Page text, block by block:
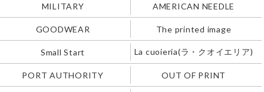
MILITARY AMERICAN NEEDLE
GOODWEAR The printed image
Small Start La cuoieria(ラ・クオイエリア)
PORT AUTHORITY OUT OF PRINT